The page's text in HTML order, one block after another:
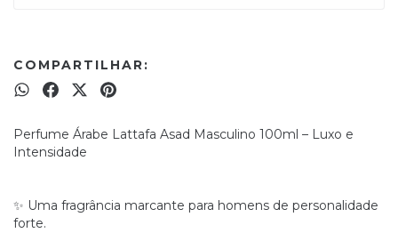
COMPARTILHAR:
Perfume Árabe Lattafa Asad Masculino 100ml – Luxo e
Intensidade
✨ Uma fragrância marcante para homens de personalidade
forte.